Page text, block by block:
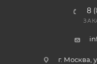
8
г. Москва,